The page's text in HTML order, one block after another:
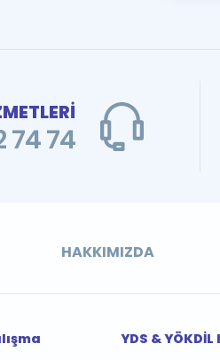
74
HAKKIMIZDA
YDS &